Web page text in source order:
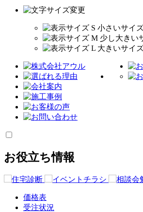
お役立ち情報
価格表
受注状況